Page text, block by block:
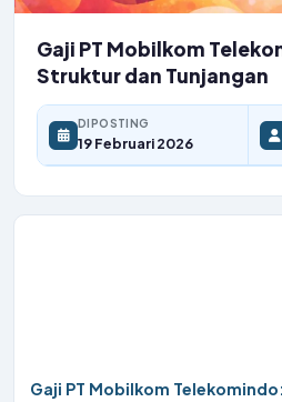
Gaji PT Mobilkom
Struktur dan Tunjangan
DIPOSTING
19 Februari 2026
Gaji PT Mobilkom